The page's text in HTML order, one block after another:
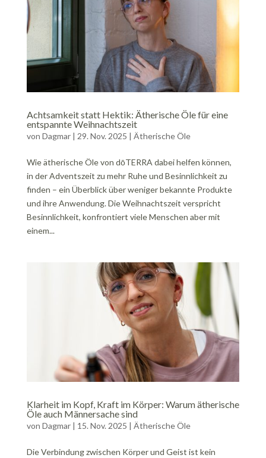
Achtsamkeit statt Hektik: Ätherische Öle für eine
entspannte Weihnachtszeit
von Dagmar| 29. Nov. 2025 | Ätherische Öle
Wie ätherische Öle von dōTERRA dabei helfen können,
in der Adventszeit zu mehr Ruhe und Besinnlichkeit zu
finden – ein Überblick über weniger bekannte Produkte
und ihre Anwendung. Die Weihnachtszeit verspricht
Besinnlichkeit, konfrontiert viele Menschen aber mit
einem...
Klarheit im Kopf, Kraft im Körper: Warum ätherische
Öle auch Männersache sind
von Dagmar| 15. Nov. 2025 | Ätherische Öle
Die Verbindung zwischen Körper und Geist ist kein